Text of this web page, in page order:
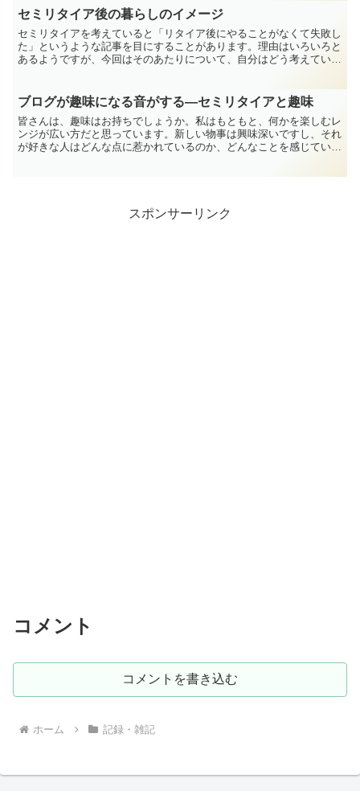
セミリタイア後の暮らしのイメージ
セミリタイアを考えていると「リタイア後にやることがなくて失敗し
た」というような記事を目にすることがあります。理由はいろいろと
あるようですが、今回はそのあたりについて、自分はどう考えている
ブログが趣味になる音がする―セミリタイアと趣味
皆さんは、趣味はお持ちでしょうか。私はもともと、何かを楽しむレ
ンジが広い方だと思っています。新しい物事は興味深いですし、それ
が好きな人はどんな点に惹かれているのか、どんなことを感じている
スポンサーリンク
コメント
コメントを書き込む
ホーム 記録・雑記